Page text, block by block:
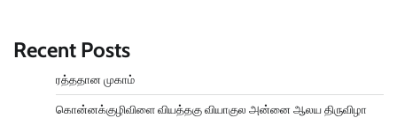
Recent Posts
ரத்ததான முகாம்
கொன்னக்குழிவிளை வியத்தகு வியாகுல அன்னை ஆலய திருவிழா